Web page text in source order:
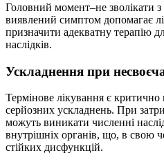
Головний момент–не зволікати
виявлений симптом допомагає
призначити адекватну терапію
наслідків.
Ускладнення при
Термінове лікування є
серйозних ускладнень. При
можуть виникати численні
внутрішніх органів, що, в свою
стійких дисфункцій.